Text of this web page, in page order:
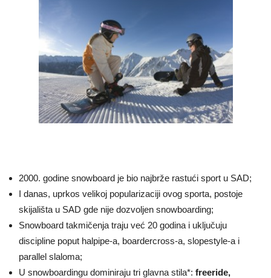
2000. godine snowboard je bio najbrže rastući sport u SAD;
I danas, uprkos velikoj popularizaciji ovog sporta, postoje
skijališta u SAD gde nije dozvoljen snowboarding;
Snowboard takmičenja traju već 20 godina i uključuju
discipline poput halpipe-a, boardercross-a, slopestyle-a i
parallel slaloma;
U snowboardingu dominiraju tri glavna stila*: freeride,